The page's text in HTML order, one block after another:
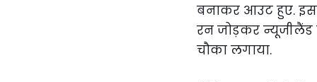
बनाकर आउट हुए.
रन जोड़कर न्यूजीलैंड
चौका लगाया.